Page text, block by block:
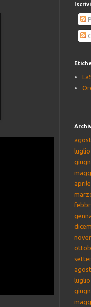
luglio
luglio